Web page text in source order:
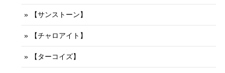
【サンストーン】
【チャロアイト】
【ターコイズ】